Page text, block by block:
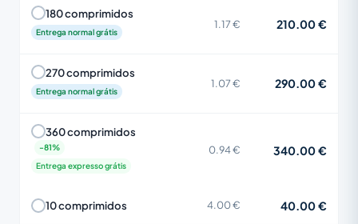
180 comprimidos
Entrega normal grátis
1.17 € 210.00 €
270 comprimidos
Entrega normal grátis
1.07 € 290.00 €
360 comprimidos
Entrega expresso grátis
0.94 € 340.00 €
10 comprimidos 4.00 € 40.00 €